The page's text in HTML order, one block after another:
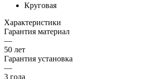
Круговая
Характеристики
Гарантия материал
—
50 лет
Гарантия установка
—
3 года